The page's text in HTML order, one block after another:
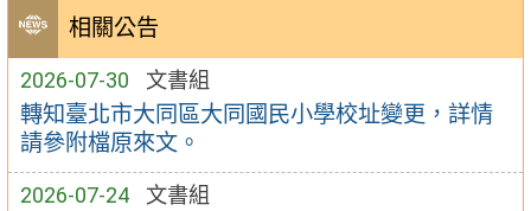
相關公告
2026-07-30 文書組
轉知臺北市大同區大同國民小學校址變更，詳情
請參附檔原來文。
2026-07-24 文書組